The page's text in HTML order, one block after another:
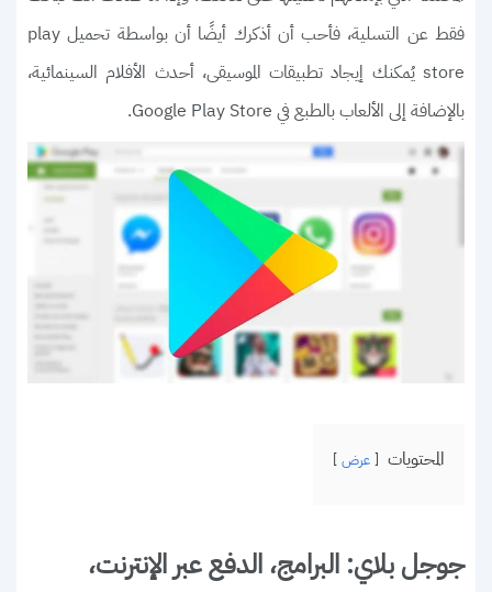
فقط عن التسلية، فأحب أن أذكرك أيضًا أن بواسطة تحميل play
store يُمكنك إيجاد تطبيقات الموسيقى، أحدث الأفلام السينمائية،
بالإضافة إلى الألعاب بالطبع في Google Play Store.
المحتويات عرض
جوجل بلاي: البرامج، الدفع عبر الإنترنت،